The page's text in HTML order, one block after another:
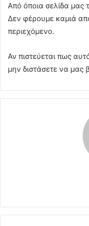
Από όποια σελίδα μας
Δεν φέρουμε καμιά
περιεχόμενο.
Αν πιστεύεται πως
μην διστάσετε να μας